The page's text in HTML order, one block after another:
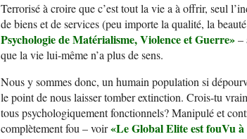
Terrorisé à croire que c’est tout la vie a à offrir, seul
de biens et de services (peu importe la qualité, la
Psychologie de Matérialisme,Violence etGuerre»–
que la vie lui-même n’a plus de sens.
Nous y sommes donc, un humain population si
le point de nous laisser tomber extinction. Crois-tu
tous psychologiquement fonctionnels? Manipulé et
complètement fou – voir«Le Global Elite est fouVu à